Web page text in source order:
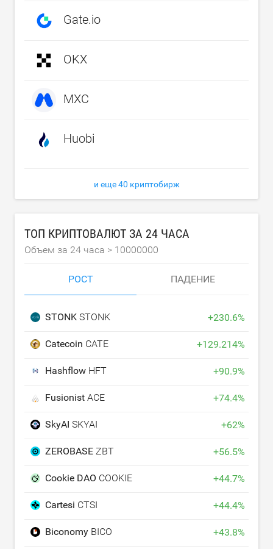
Gate.io
OKX
MXC
Huobi
и еще 40 криптобирж
ТОП КРИПТОВАЛЮТ ЗА 24 ЧАСА
Объем за 24 часа > 10000000
РОСТ ПАДЕНИЕ
STONK STONK +230.6%
Catecoin CATE +129.214%
Hashflow HFT +90.9%
Fusionist ACE +74.4%
SkyAI SKYAI +62%
ZEROBASE ZBT +56.5%
Cookie DAO COOKIE +44.7%
Cartesi CTSI +44.4%
Biconomy BICO +43.8%